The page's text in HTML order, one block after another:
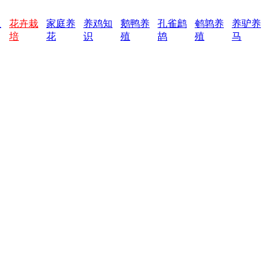
花卉栽
培
家庭养
花
养鸡知
识
鹅鸭养
殖
孔雀鹧
鸪
鹌鹑养
殖
养驴养
马